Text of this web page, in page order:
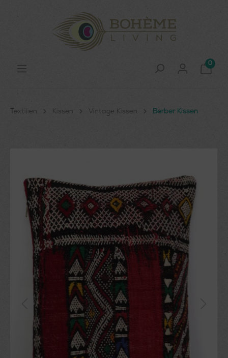
0
Textilien Kissen Vintage Kissen Berber Kissen